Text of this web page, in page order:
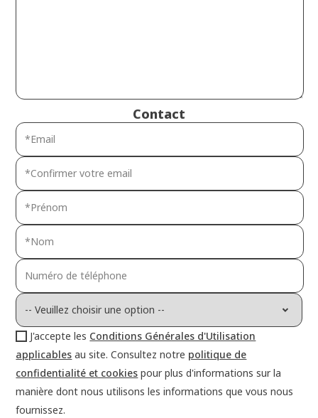
Contact
J'accepte les Conditions Générales d'Utilisation
applicables au site. Consultez notre politique de
confidentialité et cookies pour plus d'informations sur la
manière dont nous utilisons les informations que vous nous
fournissez.